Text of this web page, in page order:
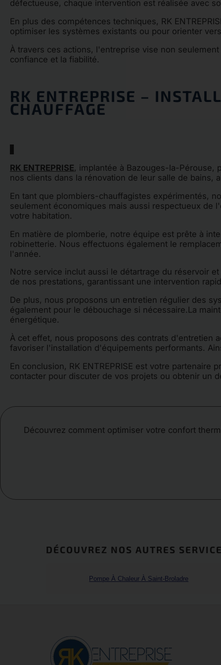
défectueuse, chaque intervention est réalisée avec
En plus des compétences techniques, RK
optimiser les systèmes existants ou pour orienter
À travers ces actions, l'entreprise vise non
confiance et la fiabilité.
RK ENTREPRISE –
CHAUFFAGE
RK ENTREPRISE, implantée à Bazouges-la-Pérouse,
nos clients dans la rénovation de leur salle de bains,
En tant que plombiers-chauffagistes expérimentés,
seulement économiques mais aussi respectueux de
votre habitation.
En matière de plomberie, notre équipe est prête à
robinetterie. Nous effectuons également le
l'année.
Notre service inclut aussi le détartrage du réservoir
de nos prestations, garantissant une intervention
De plus, nous proposons un entretien régulier des
également pour le débouchage si nécessaire.La
énergétique.
À cet effet, nous proposons des contrats d'entretien
favoriser l'installation d'équipements performants.
En conclusion, RK ENTREPRISE est votre
contacter pour discuter de vos projets ou obtenir un
Découvrez comment optimiser votre confort
DÉCOUVREZ NOS AUTRES
Pompe À Chaleur À Saint-Broladre